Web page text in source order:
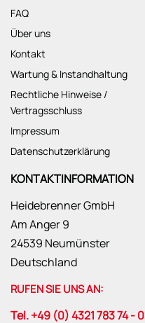
FAQ
Über uns
Kontakt
Wartung & Instandhaltung
Rechtliche Hinweise /
Vertragsschluss
Impressum
Datenschutzerklärung
KONTAKTINFORMATION
Heidebrenner GmbH
Am Anger 9
24539 Neumünster
Deutschland
RUFEN SIE UNS AN:
Tel. +49 (0) 4321 783 74 - 0